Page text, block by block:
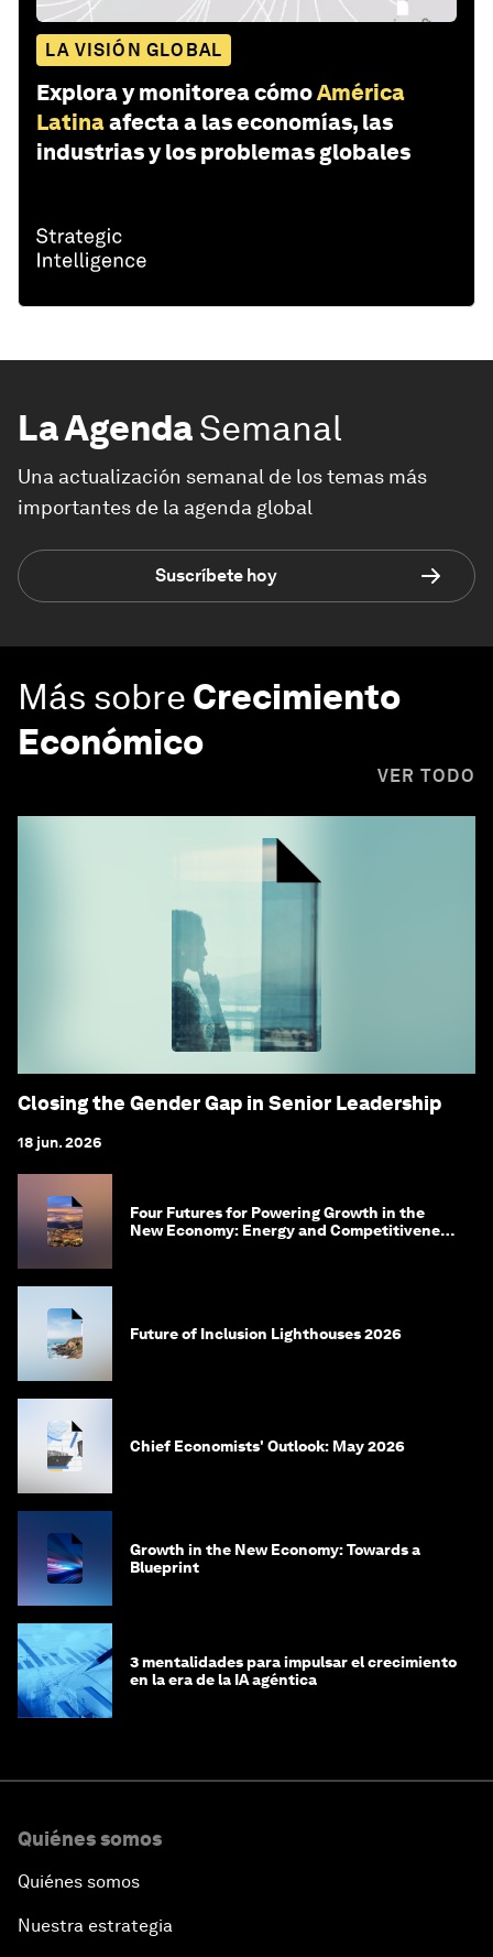
LA VISIÓN GLOBAL
Explora y monitorea cómoAmérica
Latinaafecta a las economías, las
industrias y los problemas globales
La AgendaSemanal
Una actualización semanal de los temas más
importantes de la agenda global
Suscríbete hoy
Más sobre Crecimiento
Económico
VER TODO
Closing the Gender Gap in Senior Leadership
18 jun. 2026
Four Futures for Powering Growth in the
New Economy: Energy and Competitiveness
Future of Inclusion Lighthouses 2026
Chief Economists' Outlook: May 2026
Growth in the New Economy: Towards a
Blueprint
3 mentalidades para impulsar el crecimiento
en la era de la IA agéntica
Quiénes somos
Quiénes somos
Nuestra estrategia